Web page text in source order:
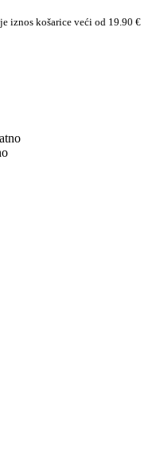
iznos košarice veći od 19.90 €